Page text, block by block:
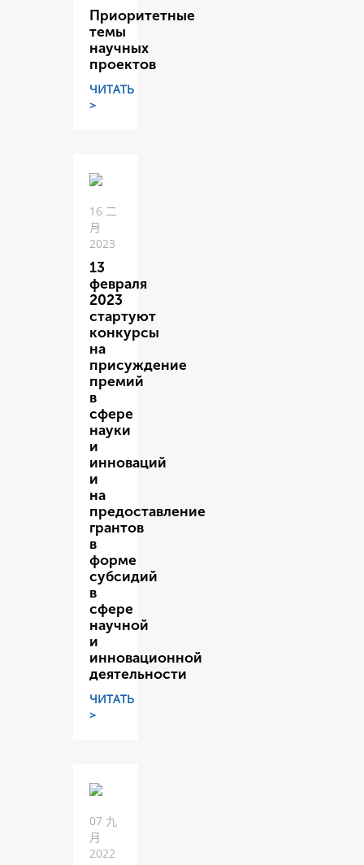
Приоритетные
темы
научных
проектов
ЧИТАТЬ
>
16 二
月
2023
13
февраля
2023
стартуют
конкурсы
на
присуждение
премий
в
сфере
науки
и
инноваций
и
на
предоставление
грантов
в
форме
субсидий
в
сфере
научной
и
инновационной
деятельности
ЧИТАТЬ
>
07 九
月
2022